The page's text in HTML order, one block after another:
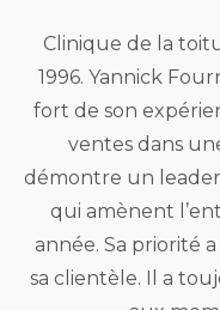
Clinique de la
1996. Yannick
fort de son
ventes dans
démontre un
qui amènent
année. Sa priorité
sa clientèle. Il a